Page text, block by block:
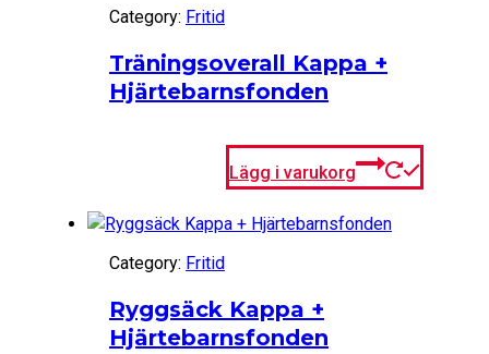
Category: Fritid
Träningsoverall Kappa +
Hjärtebarnsfonden
Lägg i varukorg
Category: Fritid
Ryggsäck Kappa +
Hjärtebarnsfonden